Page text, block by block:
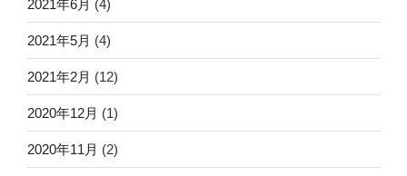
2021年6月 (4)
2021年5月 (4)
2021年2月 (12)
2020年12月 (1)
2020年11月 (2)